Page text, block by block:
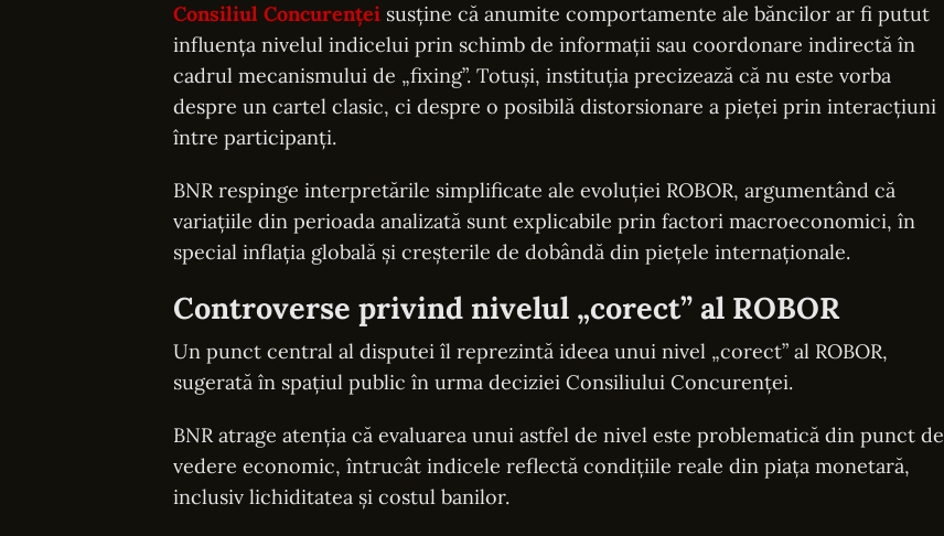
Consiliul Concurenței susține că anumite comportamente ale băncilor ar fi putut
influența nivelul indicelui prin schimb de informații sau coordonare indirectă în
cadrul mecanismului de „fixing”. Totuși, instituția precizează că nu este vorba
despre un cartel clasic, ci despre o posibilă distorsionare a pieței prin interacțiuni
între participanți.
BNR respinge interpretările simplificate ale evoluției ROBOR, argumentând că
variațiile din perioada analizată sunt explicabile prin factori macroeconomici, în
special inflația globală și creșterile de dobândă din piețele internaționale.
Controverse privind nivelul „corect” al ROBOR
Un punct central al disputei îl reprezintă ideea unui nivel „corect” al ROBOR,
sugerată în spațiul public în urma deciziei Consiliului Concurenței.
BNR atrage atenția că evaluarea unui astfel de nivel este problematică din punct de
vedere economic, întrucât indicele reflectă condițiile reale din piața monetară,
inclusiv lichiditatea și costul banilor.